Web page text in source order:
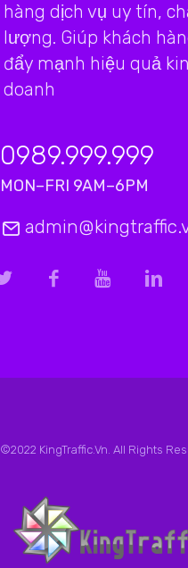
hàng dịch vụ uy tín,
lượng. Giúp khách
đẩy mạnh hiệu quả
doanh
0989.999.999
MON–FRI 9AM–6PM
©2022 KingTraffic.Vn. All Rights